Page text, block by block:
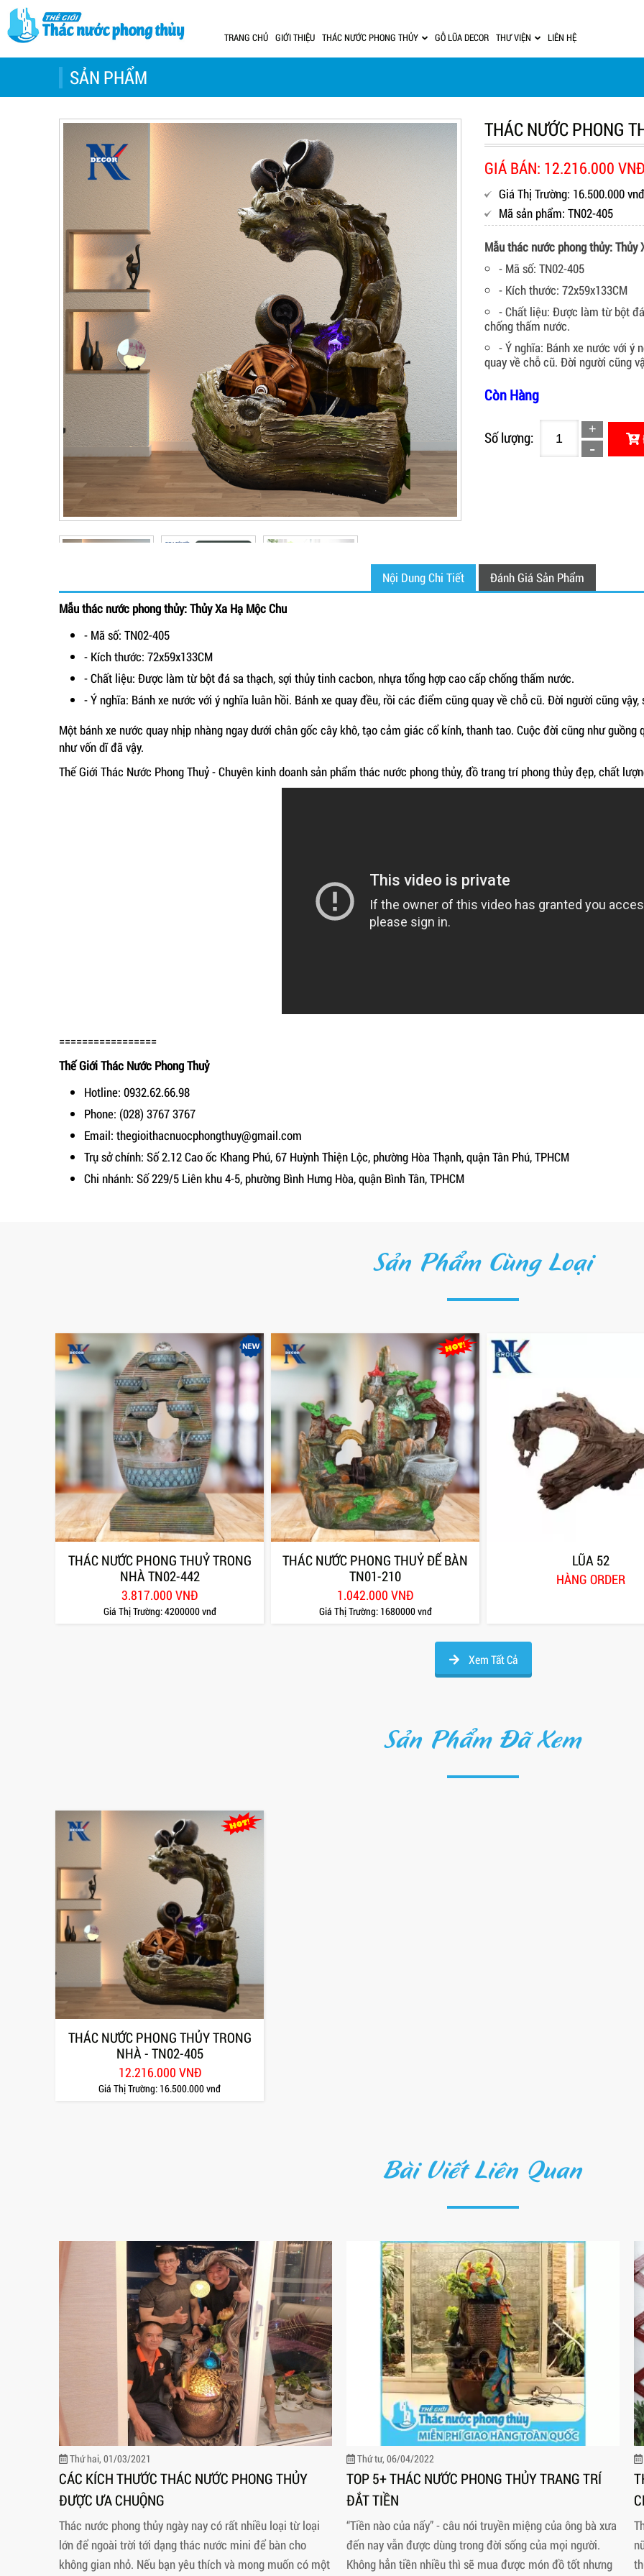
TRANG CHỦ GIỚI THIỆU THÁC NƯỚC PHONG THỦY GỖ LŨA DECOR THƯ VIỆN LIÊN HỆ
SẢN PHẨM
THÁC NƯỚC PHONG
GIÁ BÁN: 12.216.000 VNĐ
Giá Thị Trường: 16.500.000 vnđ
Mã sản phẩm: TN02-405
Mẫu thác nước phong thủy: Thủy
- Mã số: TN02-405
- Kích thước: 72x59x133CM
- Chất liệu: Được làm từ bột
chống thấm nước.
- Ý nghĩa: Bánh xe nước với ý
quay về chỗ cũ. Đời người cũng
Còn Hàng
Số lượng:
Nội Dung Chi Tiết
Đánh Giá Sản Phẩm
Mẫu thác nước phong thủy: Thủy Xa Hạ Mộc Chu
- Mã số: TN02-405
- Kích thước: 72x59x133CM
- Chất liệu: Được làm từ bột đá sa thạch, sợi thủy tinh cacbon, nhựa tổng hợp cao cấp chống thấm nước.
- Ý nghĩa: Bánh xe nước với ý nghĩa luân hồi. Bánh xe quay đều, rồi các điểm cũng quay về chỗ cũ. Đời người cũng
Một bánh xe nước quay nhịp nhàng ngay dưới chân gốc cây khô, tạo cảm giác cổ kính, thanh tao. Cuộc đời cũng như
như vốn dĩ đã vậy.
Thế Giới Thác Nước Phong Thuỷ - Chuyên kinh doanh sản phẩm thác nước phong thủy, đồ trang trí phong thủy đẹp, chất
=================
Thế Giới Thác Nước Phong Thuỷ
Hotline: 0932.62.66.98
Phone: (028) 3767 3767
Email: thegioithacnuocphongthuy@gmail.com
Trụ sở chính: Số 2.12 Cao ốc Khang Phú, 67 Huỳnh Thiện Lộc, phường Hòa Thạnh, quận Tân Phú, TPHCM
Chi nhánh: Số 229/5 Liên khu 4-5, phường Bình Hưng Hòa, quận Bình Tân, TPHCM
Sản Phẩm Cùng Loại
THÁC NƯỚC PHONG THUỶ TRONG
NHÀ TN02-442
3.817.000 VNĐ
Giá Thị Trường:4200000 vnđ
THÁC NƯỚC PHONG THUỶ ĐỂ BÀN
TN01-210
1.042.000 VNĐ
Giá Thị Trường: 1680000 vnđ
LŨA 52
HÀNG ORDER
Xem Tất Cả
Sản Phẩm Đã Xem
THÁC NƯỚC PHONG THỦY TRONG
NHÀ - TN02-405
12.216.000 VNĐ
Giá Thị Trường: 16.500.000 vnđ
Bài Viết Liên Quan
Thứ hai, 01/03/2021
CÁC KÍCH THƯỚC THÁC NƯỚC PHONG THỦY
ĐƯỢC ƯA CHUỘNG
Thác nước phong thủy ngày nay có rất nhiều loại từ loại
lớn để ngoài trời tới dạng thác nước mini để bàn cho
không gian nhỏ. Nếu bạn yêu thích và mong muốn có một
Thứ tư, 06/04/2022
TOP 5+ THÁC NƯỚC PHONG THỦY TRANG TRÍ
ĐẮT TIỀN
“Tiền nào của nấy” - câu nói truyền miệng của ông bà xưa
đến nay vẫn được dùng trong đời sống của mọi người.
Không hẳn tiền nhiều thì sẽ mua được món đồ tốt nhưng